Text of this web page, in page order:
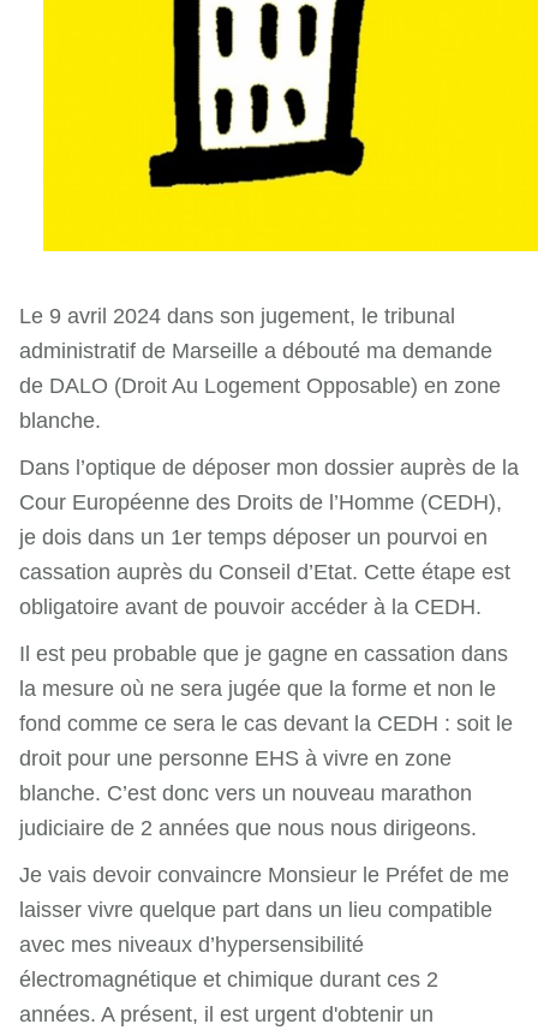
Le 9 avril 2024 dans son jugement, le tribunal
administratif de Marseille a débouté ma demande
de DALO (Droit Au Logement Opposable) en zone
blanche.
Dans l’optique de déposer mon dossier auprès de la
Cour Européenne des Droits de l’Homme (CEDH),
je dois dans un 1er temps déposer un pourvoi en
cassation auprès du Conseil d’Etat. Cette étape est
obligatoire avant de pouvoir accéder à la CEDH.
Il est peu probable que je gagne en cassation dans
la mesure où ne sera jugée que la forme et non le
fond comme ce sera le cas devant la CEDH : soit le
droit pour une personne EHS à vivre en zone
blanche. C’est donc vers un nouveau marathon
judiciaire de 2 années que nous nous dirigeons.
Je vais devoir convaincre Monsieur le Préfet de me
laisser vivre quelque part dans un lieu compatible
avec mes niveaux d’hypersensibilité
électromagnétique et chimique durant ces 2
années. A présent, il est urgent d'obtenir un